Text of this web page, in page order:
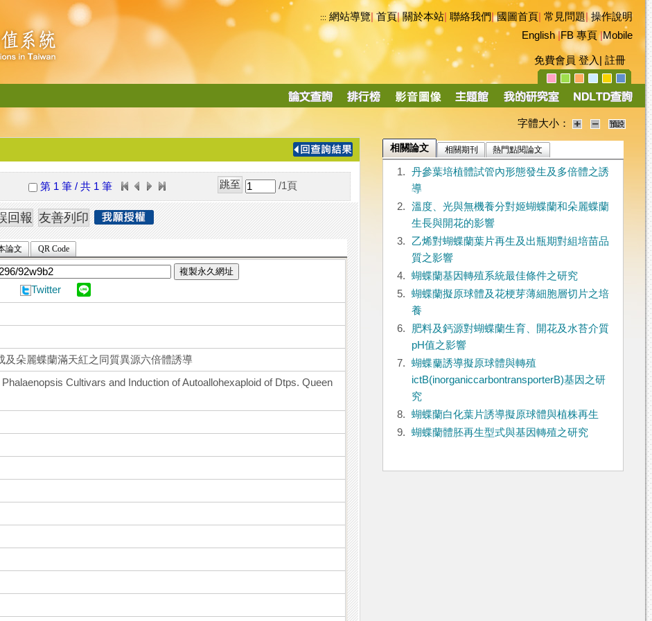
::: 網站導覽|首頁|關於本站 聯絡我們|國圖首頁 常見問題|操作說明
English|FB 專頁|Mobile
免費會員 登入 註冊
導
字體大小：
第 1 筆 / 共 1 筆 /1 頁
論文 QR Code
複製永久網址
Twitter
及朵麗蝶蘭滿天紅之同質異源六倍體誘導
Cultivars and Induction of Autoallohexaploid of Dtps. Queen
相關論文 相關期刊 熱門點閱論文
1.
丹參葉培植體試管內形態發生及多倍體之誘
導
2.
溫度、光與無機養分對姬蝴蝶蘭和朵麗蝶蘭
生長與開花的影響
3.
乙烯對蝴蝶蘭葉片再生及出瓶期對組培苗品
質之影響
4.
蝴蝶蘭基因轉殖系統最佳條件之研究
5.
蝴蝶蘭擬原球體及花梗芽薄細胞層切片之培
養
6.
肥料及鈣源對蝴蝶蘭生育、開花及水苔介質
pH值之影響
7.
蝴蝶蘭誘導擬原球體與轉殖
ictB(inorganiccarbontransporterB)基因之研
究
8.
蝴蝶蘭白化葉片誘導擬原球體與植株再生
9.
蝴蝶蘭體胚再生型式與基因轉殖之研究